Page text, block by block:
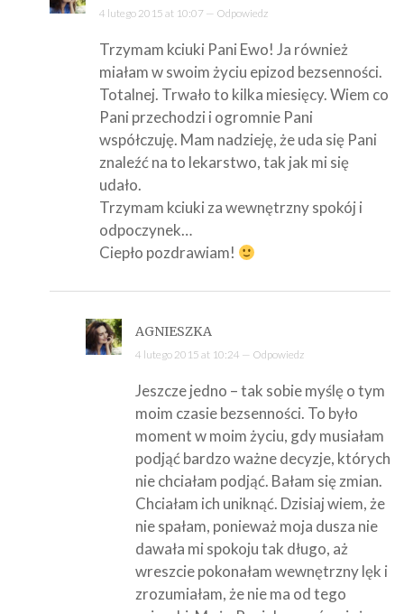
4 lutego 2015 at 10:07 — Odpowiedz
Trzymam kciuki Pani Ewo! Ja również
miałam w swoim życiu epizod bezsenności.
Totalnej. Trwało to kilka miesięcy. Wiem co
Pani przechodzi i ogromnie Pani
współczuję. Mam nadzieję, że uda się Pani
znaleźć na to lekarstwo, tak jak mi się
udało.
Trzymam kciuki za wewnętrzny spokój i
odpoczynek…
Ciepło pozdrawiam!
AGNIESZKA
4 lutego 2015 at 10:24 — Odpowiedz
Jeszcze jedno – tak sobie myślę o tym
moim czasie bezsenności. To było
moment w moim życiu, gdy musiałam
podjąć bardzo ważne decyzje, których
nie chciałam podjąć. Bałam się zmian.
Chciałam ich uniknąć. Dzisiaj wiem, że
nie spałam, ponieważ moja dusza nie
dawała mi spokoju tak długo, aż
wreszcie pokonałam wewnętrzny lęk i
zrozumiałam, że nie ma od tego